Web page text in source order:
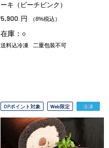
ーキ（ピーチピンク）
5,900 円 （8%税込）
在庫：○
送料込冷凍 二重包装不可
OPポイント対象 Web限定 冷凍